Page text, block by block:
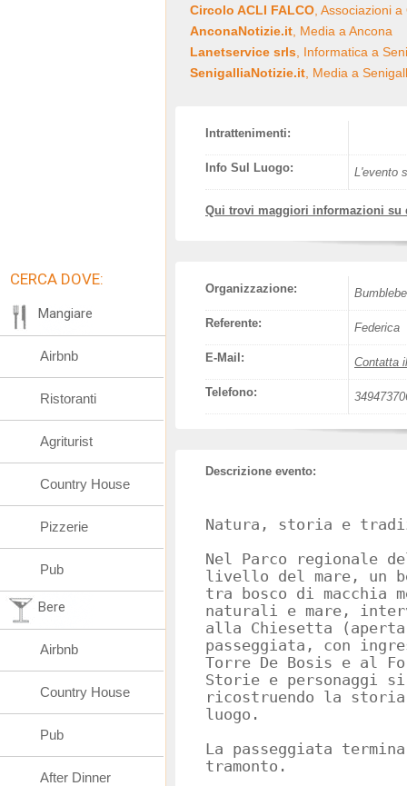
Circolo ACLI FALCO , Associazioni
AnconaNotizie.it , Media a Ancona
Lanetservice srls , Informatica a
SenigalliaNotizie.it , Media a
Intrattenimenti:
Info Sul Luogo: L'evento
Qui trovi maggiori informazioni su
Organizzazione:
Referente: Federica
E-Mail: Contatta
Telefono:
Descrizione evento:
Natura, storia e
Nel Parco regionale
livello del mare, un
tra bosco di macchia
naturali e mare,
alla Chiesetta
passeggiata, con
Torre De Bosis e al
Storie e personaggi
ricostruendo la storia
luogo.
La passeggiata
tramonto.
CERCA DOVE:
Mangiare
Airbnb
Ristoranti
Agriturist
Country House
Pizzerie
Pub
Bere
Airbnb
Country House
Pub
After Dinner